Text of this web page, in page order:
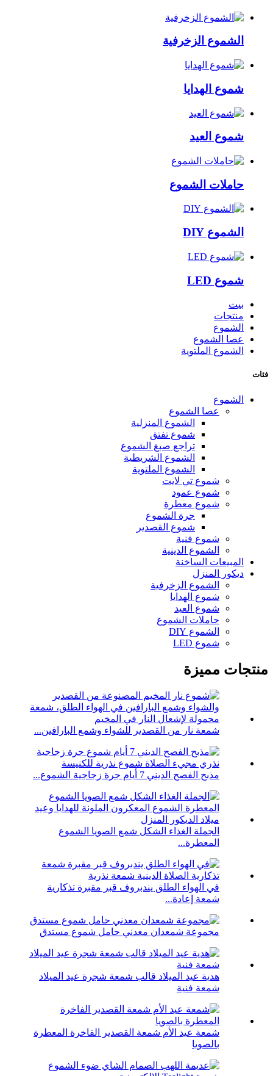
الشموع الزخرفية
شموع الهدايا
شموع العيد
حاملات الشموع
الشموع DIY
شموع LED
بيت
منتجات
الشموع
عصا الشموع
الشموع الملتوية
فئات
الشموع
عصا الشموع
الشموع المنزلية
شموع تفتق
تراجع صبغ الشموع
الشموع الشريطية
الشموع الملتوية
شموع تي لايت
شموع عمود
شموع معطرة
جرة الشموع
شموع القصدير
شموع فنية
الشموع الدينية
المبيعات الساخنة
ديكور المنزل
الشموع الزخرفية
شموع الهدايا
شموع العيد
حاملات الشموع
الشموع DIY
شموع LED
منتجات مميزة
شمعة نار من القصدير للشواء وشمع البارافين...
مذبح الفصح الديني 7 أيام جرة زجاجية الشموع...
الجملة الغذاء الشكل شمع الصويا الشموع
المعطرة...
في الهواء الطلق يندبروف قبر مقبرة تذكارية
شمعة إعادة...
مجموعة شمعدان معدني حامل شموع مستدق
هدية عيد الميلاد قالب شمعة شجرة عيد الميلاد
شمعة فنية
شمعة عيد الأم شمعة القصدير الفاخرة المعطرة
بالصويا